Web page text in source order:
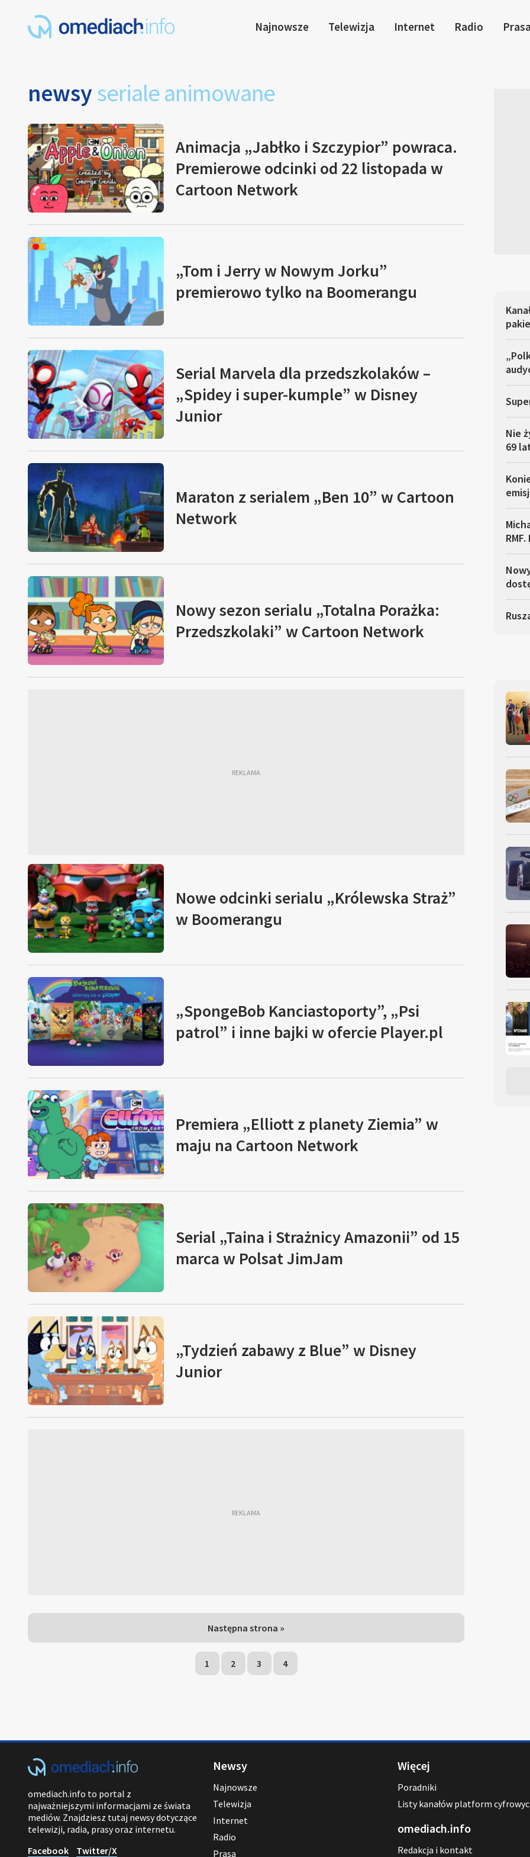
Najnowsze Telewizja Internet Radio Prasa
newsyseriale animowane
Animacja „Jabłko i Szczypior” powraca.
Premierowe odcinki od 22 listopada w
Cartoon Network
„Tom i Jerry w Nowym Jorku”
premierowo tylko na Boomerangu
Serial Marvela dla przedszkolaków –
„Spidey i super-kumple” w Disney
Junior
Maraton z serialem „Ben 10” w Cartoon
Network
Nowy sezon serialu „Totalna Porażka:
Przedszkolaki” w Cartoon Network
Nowe odcinki serialu „Królewska Straż”
w Boomerangu
„SpongeBob Kanciastoporty”, „Psi
patrol” i inne bajki w ofercie Player.pl
Premiera „Elliott z planety Ziemia” w
maju na Cartoon Network
Serial „Taina i Strażnicy Amazonii” od 15
marca w Polsat JimJam
„Tydzień zabawy z Blue” w Disney
Junior
Następna strona »
1 2 3 4
Nie
69
omediach.info to portal z
najważniejszymi informacjami ze świata
mediów. Znajdziesz tutaj newsy dotyczące
telewizji, radia, prasy oraz internetu.
Facebook
Twitter/X
Newsy
Najnowsze
Telewizja
Internet
Radio
Prasa
Więcej
Poradniki
Listy kanałów platform
omediach.info
Redakcja i kontakt